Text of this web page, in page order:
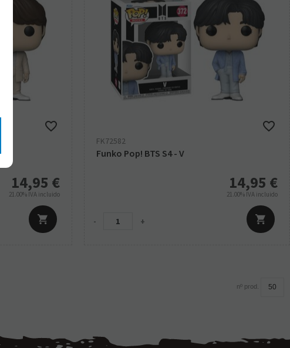
14,95 €
21.00% IVA incluido
FK72582
Funko Pop! BTS S4 - V
14,95 €
21.00% IVA incluido
- +
nº prod.